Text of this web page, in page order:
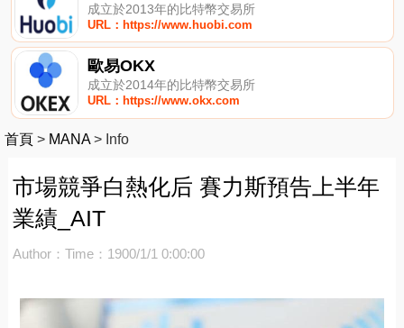
成立於2013年的比特幣交易所
URL：https://www.huobi.com
歐易OKX
成立於2014年的比特幣交易所
URL：https://www.okx.com
首頁 > MANA> Info
市場競爭白熱化后 賽力斯預告上半年
業績_AIT
Author： Time：1900/1/1 0:00:00